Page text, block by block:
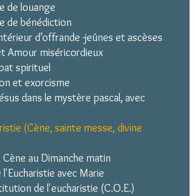
de louange
de bénédiction
d’offrande -jeûnes et ascèses
Amour miséricordieux
spirituel
et exorcisme
dans le mystère pascal, avec
(Cène, sainte messe, divine
Cène au Dimanche matin
l'Eucharistie avec Marie
de l'eucharistie (C.O.E.)